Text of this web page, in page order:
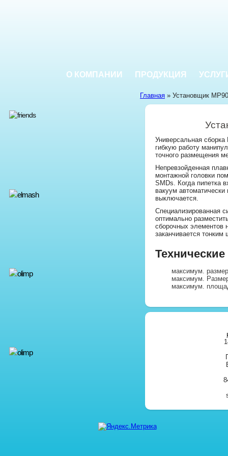
О КОМПАНИИ ПРОДУКЦИЯ
Главная » Установщик
Универсальная
гибкую работу
точного размещения
Непревзойденная
монтажной головки
SMDs. Когда пипетка
вакуум
выключается.
Специализированная
оптимально
сборочных элементов
заканчивается
максимум.
максимум.
максимум.